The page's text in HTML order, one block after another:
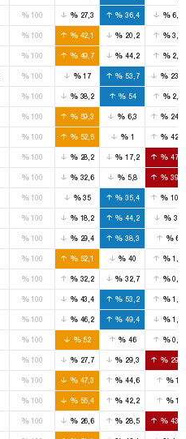
%100 %27,3 % 36,4 %6,4
%100 %42,1 % 20,2 %3,1
%100 %49,7 % 44,2 %2,9
%100 %17 % 53,7 % 23,7
%100 %38,2 % 54 %2,1
%100 %59,3 %6,3 % 24,4
%100 %52,5 %1 % 42,7
%100 %28,2 % 17,2 % 47,3
%100 %32,6 %5,8 % 39,4
%100 %35 % 35,4 % 10,5
%100 %18,2 % 44,2 %30
%100 %29,4 % 38,3 %6
%100 %52,1 % 40 %1,5
%100 %32,2 % 32,7 %0,9
%100 %43,4 % 53,2 %1,1
%100 %46,2 % 49,4 %1,8
%100 %52 % 46 %0,7
%100 %27,7 % 29,3 % 29,7
%100 %47,3 % 44,6 %1
%100 %55,4 % 42,2 %1
%100 %26,6 % 28,5 % 43,5